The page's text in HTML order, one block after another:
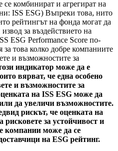
комбинират и агрегират на
ISS ESG) Въпреки това, нито
рейтингът на фонда могат да
за въздействието на
ESG Performance Score по-
това колко добре компаниите
и възможностите за
индикатор може да е
вярват, че една особено
и възможностите за
на ISS ESG може да
да увеличи възможностите.
рискът, че оценката на
рисковете за устойчивост и
компании може да се
на ESG рейтинг.